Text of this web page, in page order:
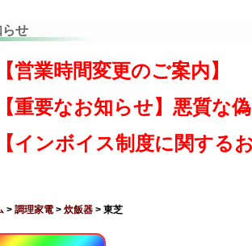
らせ
【営業時間変更のご案内】
【重要なお知らせ】悪質な
【インボイス制度に関する
> 調理家電 > 炊飯器 > 東芝